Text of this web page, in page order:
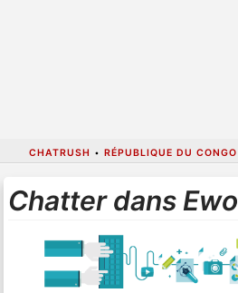
CHATRUSH • RÉPUBLIQUE DU CONGO
Chatter dans Ewo